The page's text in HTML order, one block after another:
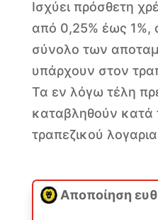
Ισχύει πρόσθετη
από 0,25% έως 1%,
σύνολο των
υπάρχουν στον
Τα εν λόγω τέλη
καταβληθούν κατά
τραπεζικού
Αποποίηση